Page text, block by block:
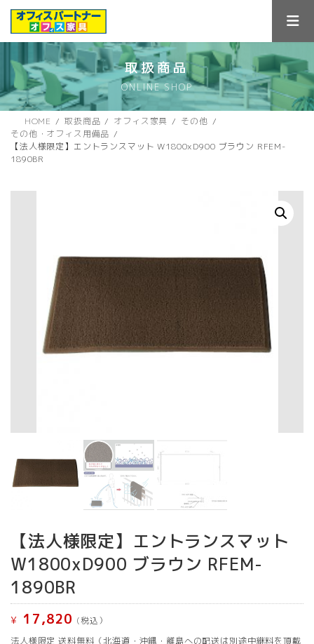
ス
キ
ン
に
取扱商品
ONLINE SHOP
HOME 取扱商品 オフィス家具
その他
その他・オフィス用備品
【法人様限定】エントランスマット W1800xD900 ブラウン RFEM-
1890BR
【法人様限定】エントランスマット
W1800xD900 ブラウン RFEM-
1890BR
¥ 17,820 (税込）
法人様限定 送料無料（北海道・沖縄・離島への配送は別途中継料を頂戴